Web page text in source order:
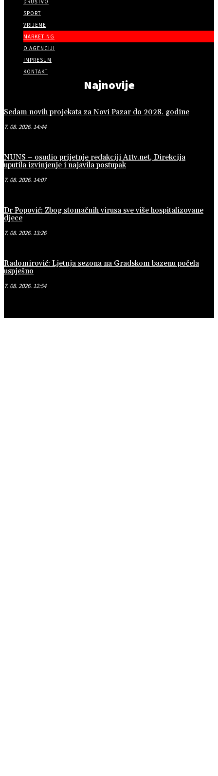
DRUŠTVO
SPORT
VRIJEME
MARKETING
O AGENCIJI
IMPRESUM
KONTAKT
Najnovije
Sedam novih projekata za Novi Pazar do 2028. godine
7. 08. 2026. 14:44
NUNS – osudio prijetnje redakciji A1tv.net, Direkcija
uputila izvinjenje i najavila postupak
7. 08. 2026. 14:07
Dr Popović: Zbog stomačnih virusa sve više hospitalizovane
djece
7. 08. 2026. 13:26
Radomirović: Ljetnja sezona na Gradskom bazenu počela
uspješno
7. 08. 2026. 12:54